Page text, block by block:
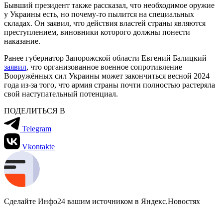
Бывший президент также рассказал, что необходимое оружие
у Украины есть, но почему-то пылится на специальных
складах. Он заявил, что действия властей страны являются
преступлением, виновники которого должны понести
наказание.
Ранее губернатор Запорожской области Евгений Балицкий
заявил, что организованное военное сопротивление
Вооружённых сил Украины может закончиться весной 2024
года из-за того, что армия страны почти полностью растеряла
свой наступательный потенциал.
ПОДЕЛИТЬСЯ В
Telegram
Vkontakte
Сделайте Инфо24 вашим источником в Яндекс.Новостях